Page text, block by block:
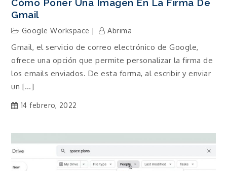
Cómo Poner Una Imagen En La Firma De
Gmail
Google Workspace Abrima
Gmail, el servicio de correo electrónico de Google,
ofrece una opción que permite personalizar la firma de
los emails enviados. De esta forma, al escribir y enviar
un […]
14 febrero, 2022